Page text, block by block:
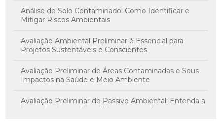
Análise de Solo Contaminado: Como Identificar e
Mitigar Riscos Ambientais
Avaliação Ambiental Preliminar é Essencial para
Projetos Sustentáveis e Conscientes
Avaliação Preliminar de Áreas Contaminadas e Seus
Impactos na Saúde e Meio Ambiente
Avaliação Preliminar de Passivo Ambiental: Entenda a
Importância e os Benefícios para sua Empresa